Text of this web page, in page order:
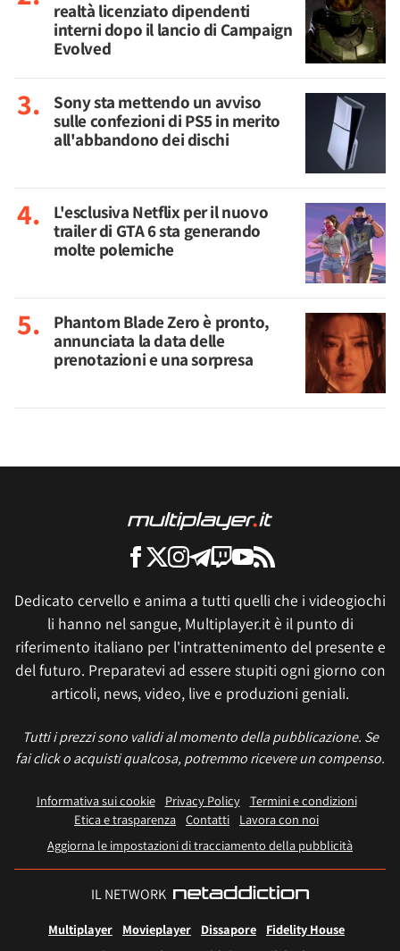
realtà licenziato dipendenti
interni dopo il lancio di Campaign
Evolved
Sony sta mettendo un avviso
sulle confezioni di PS5 in merito
all'abbandono dei dischi
L'esclusiva Netflix per il nuovo
trailer di GTA 6 sta generando
molte polemiche
Phantom Blade Zero è pronto,
annunciata la data delle
prenotazioni e una sorpresa
Dedicato cervello e anima a tutti quelli che i videogiochi
li hanno nel sangue, Multiplayer.it è il punto di
riferimento italiano per l'intrattenimento del presente e
del futuro. Preparatevi ad essere stupiti ogni giorno con
articoli, news, video, live e produzioni geniali.
Tutti i prezzi sono validi al momento della pubblicazione. Se
fai click o acquisti qualcosa, potremmo ricevere un compenso.
Informativa sui cookie Privacy Policy
Termini e condizioni
Etica e trasparenza Contatti
Lavora con noi
Aggiorna le impostazioni di tracciamento della pubblicità
IL NETWORK
Multiplayer Movieplayer Dissapore
Fidelity House